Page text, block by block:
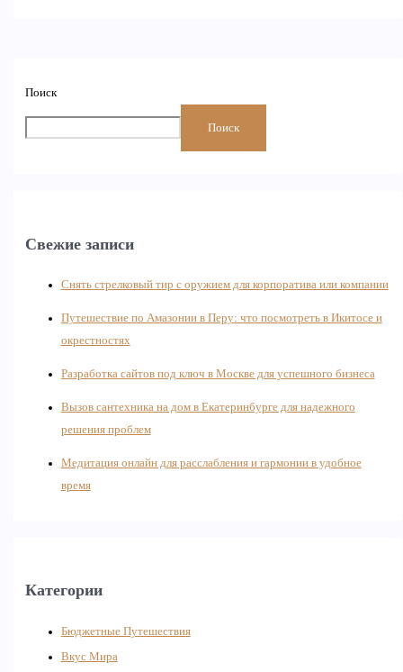
Поиск
Поиск
Свежие записи
Снять стрелковый тир с оружием для корпоратива или компании
Путешествие по Амазонии в Перу: что посмотреть в Икитосе и
окрестностях
Разработка сайтов под ключ в Москве для успешного бизнеса
Вызов сантехника на дом в Екатеринбурге для надежного
решения проблем
Медитация онлайн для расслабления и гармонии в удобное
время
Категории
Бюджетные Путешествия
Вкус Мира